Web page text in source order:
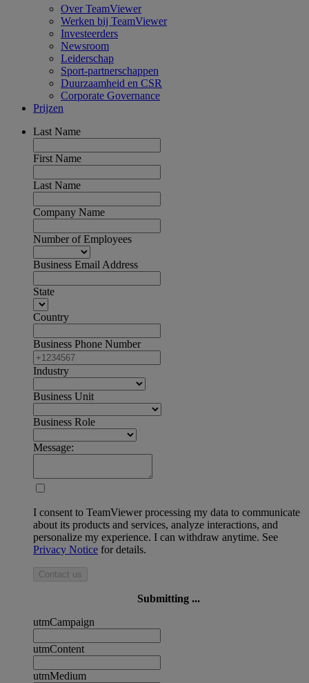
Over TeamViewer
Werken bij TeamViewer
Investeerders
Newsroom
Leiderschap
Sport-partnerschappen
Duurzaamheid en CSR
Corporate Governance
Prijzen
Last Name
First Name
Last Name
Company Name
Number of Employees
Business Email Address
State
Country
Business Phone Number
Industry
Business Unit
Business Role
Message:
I consent to TeamViewer processing my data to communicate
about its products and services, analyze interactions, and
personalize my experience. I can withdraw anytime. See
Privacy Notice for details.
Contact us
Submitting ...
utmCampaign
utmContent
utmMedium